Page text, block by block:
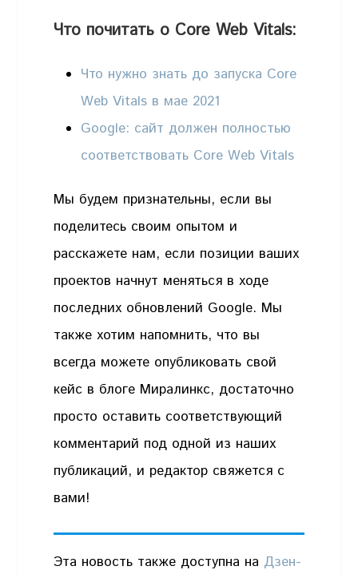
Что почитать о Core Web Vitals:
Что нужно знать до запуска Core
Web Vitals в мае 2021
Google: сайт должен полностью
соответствовать Core Web Vitals
Мы будем признательны, если вы
поделитесь своим опытом и
расскажете нам, если позиции ваших
проектов начнут меняться в ходе
последних обновлений Google. Мы
также хотим напомнить, что вы
всегда можете опубликовать свой
кейс в блоге Миралинкс, достаточно
просто оставить соответствующий
комментарий под одной из наших
публикаций, и редактор свяжется с
вами!
Эта новость также доступна на Дзен-